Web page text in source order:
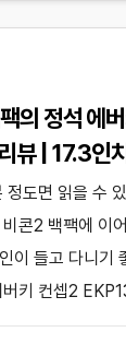
의 정석 에
뷰 | 17.3인
RFID 보호
정도면 읽을 수
콘2 백팩에 이
이 들고 다니기
버키 컨셉2